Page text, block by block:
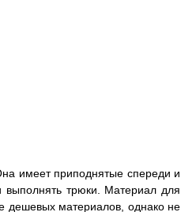
имеет приподнятые спереди и
выполнять трюки. Материал для
дешевых материалов, однако не